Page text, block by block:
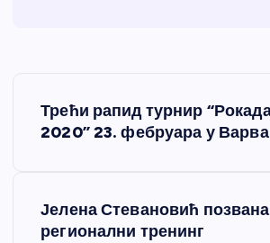
Трећи рапид турнир
2020” 23. фебруара у
Јелена Стевановић
регионални тренинг